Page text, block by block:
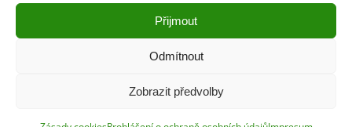
Přijmout
Odmítnout
Zobrazit předvolby